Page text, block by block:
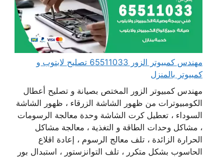
مهندس كمبيوتر الزور 65511033 تصليح لابتوب و
كمبيوتر بالمنزل
مهندس كمبيوتر الزور المختص بصيانة و تصليح أعطال
الكومبيوترات من ظهور الشاشة الزرقاء ، ظهور الشاشة
السوداء ، تعطيل كرت الشاشة وحدة معالجة الرسومات
، مشاكل وحدات الطاقة و التغذية ، معالجة مشاكل
الحرارة الزائدة ، تلف معالج الرسوم ، إعادة اقلاع
الحاسوب بشكل متكرر ، تلف التوانزستور ، استبدال بور